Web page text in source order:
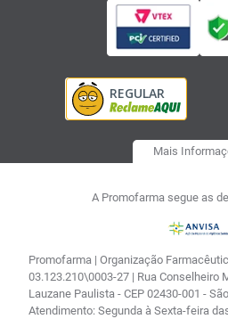
Mais
A Promofarma segue as
Promofarma | Organização
03.123.210\0003-27 | Rua Conselheiro
Lauzane Paulista - CEP 02430-001 -
Atendimento: Segunda à Sexta-feira